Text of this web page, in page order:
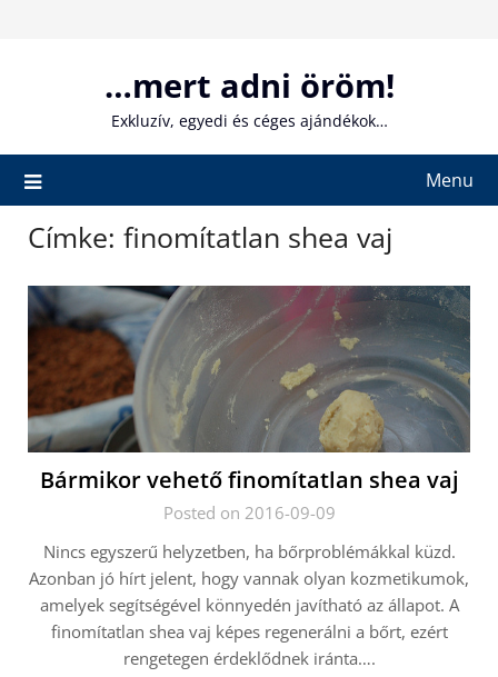
…mert adni öröm!
Exkluzív, egyedi és céges ajándékok…
Menu
Címke: finomítatlan shea vaj
Bármikor vehető finomítatlan shea vaj
Posted on 2016-09-09
Nincs egyszerű helyzetben, ha bőrproblémákkal küzd.
Azonban jó hírt jelent, hogy vannak olyan kozmetikumok,
amelyek segítségével könnyedén javítható az állapot. A
finomítatlan shea vaj képes regenerálni a bőrt, ezért
rengetegen érdeklődnek iránta….